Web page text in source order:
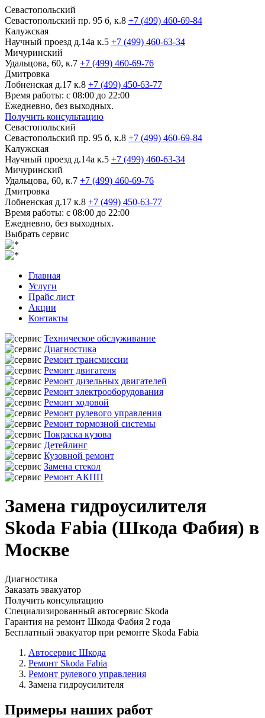
Севастопольский
Севастопольский пр. 95 б, к.8 +7 (499) 460-69-84
Калужская
Научный проезд д.14а к.5 +7 (499) 460-63-34
Мичуринский
Удальцова, 60, к.7 +7 (499) 460-69-76
Дмитровка
Лобненская д.17 к.8 +7 (499) 450-63-77
Время работы: с 08:00 до 22:00
Ежедневно, без выходных.
Получить консультацию
Севастопольский
Севастопольский пр. 95 б, к.8 +7 (499) 460-69-84
Калужская
Научный проезд д.14а к.5 +7 (499) 460-63-34
Мичуринский
Удальцова, 60, к.7 +7 (499) 460-69-76
Дмитровка
Лобненская д.17 к.8 +7 (499) 450-63-77
Время работы: с 08:00 до 22:00
Ежедневно, без выходных.
Выбрать сервис
Главная
Услуги
Прайс лист
Акции
Контакты
Техническое обслуживание
Диагностика
Ремонт трансмиссии
Ремонт двигателя
Ремонт дизельных двигателей
Ремонт электрооборудования
Ремонт ходовой
Ремонт рулевого управления
Ремонт тормозной системы
Покраска кузова
Детейлинг
Кузовной ремонт
Замена стекол
Ремонт АКПП
Замена гидроусилителя
Skoda Fabia (Шкода Фабия) в
Москве
Диагностика
Заказать эвакуатор
Получить консультацию
Специализированный автосервис Skoda
Гарантия на ремонт Шкода Фабия 2 года
Бесплатный эвакуатор при ремонте Skoda Fabia
Автосервис Шкода
Ремонт Skoda Fabia
Ремонт рулевого управления
Замена гидроусилителя
Примеры наших работ